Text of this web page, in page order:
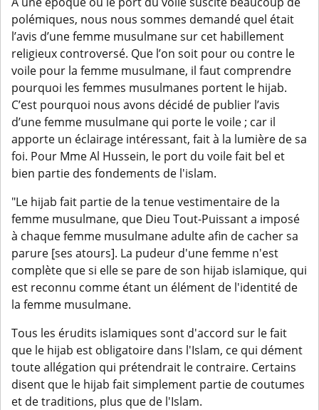
polémiques, nous nous sommes demandé quel était
l’avis d’une femme musulmane sur cet habillement
religieux controversé. Que l’on soit pour ou contre le
voile pour la femme musulmane, il faut comprendre
pourquoi les femmes musulmanes portent le hijab.
C’est pourquoi nous avons décidé de publier l’avis
d’une femme musulmane qui porte le voile ; car il
apporte un éclairage intéressant, fait à la lumière de sa
foi. Pour Mme Al Hussein, le port du voile fait bel et
bien partie des fondements de l'islam.
"Le hijab fait partie de la tenue vestimentaire de la
femme musulmane, que Dieu Tout-Puissant a imposé
à chaque femme musulmane adulte afin de cacher sa
parure [ses atours]. La pudeur d'une femme n'est
complète que si elle se pare de son hijab islamique, qui
est reconnu comme étant un élément de l'identité de
la femme musulmane.
Tous les érudits islamiques sont d'accord sur le fait
que le hijab est obligatoire dans l'Islam, ce qui dément
toute allégation qui prétendrait le contraire. Certains
disent que le hijab fait simplement partie de coutumes
et de traditions, plus que de l'Islam.